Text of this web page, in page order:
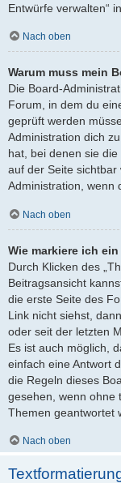
Entwürfe verwalten“
Nach oben
Warum muss mein
Die Board-
Forum, in dem du
geprüft werden
Administration dich
hat, bei denen sie
auf der Seite
Administration, wenn
Nach oben
Wie markiere ich
Durch Klicken des
Beitragsansicht
die erste Seite des
Link nicht siehst,
oder seit der letzten
Es ist auch möglich,
einfach eine Antwort
die Regeln dieses
gesehen, wenn ohne
Themen geantwortet
Nach oben